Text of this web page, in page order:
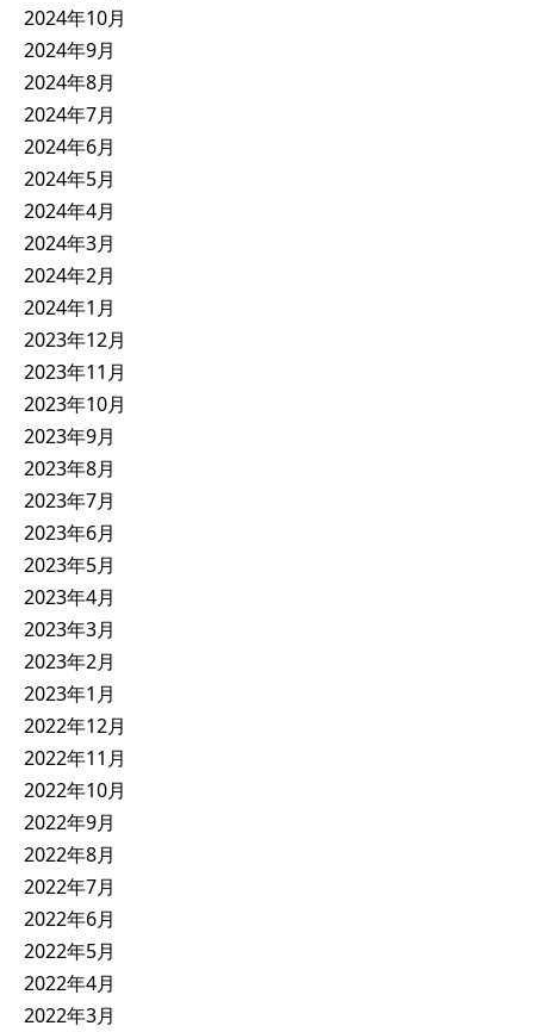
2024年10月
2024年9月
2024年8月
2024年7月
2024年6月
2024年5月
2024年4月
2024年3月
2024年2月
2024年1月
2023年12月
2023年11月
2023年10月
2023年9月
2023年8月
2023年7月
2023年6月
2023年5月
2023年4月
2023年3月
2023年2月
2023年1月
2022年12月
2022年11月
2022年10月
2022年9月
2022年8月
2022年7月
2022年6月
2022年5月
2022年4月
2022年3月